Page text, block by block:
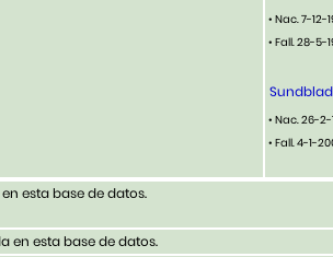
• Nac. 7-12-
• Fall. 28-5-
• Nac. 26-
• Fall. 4-1-
esta base de datos.
en esta base de datos.